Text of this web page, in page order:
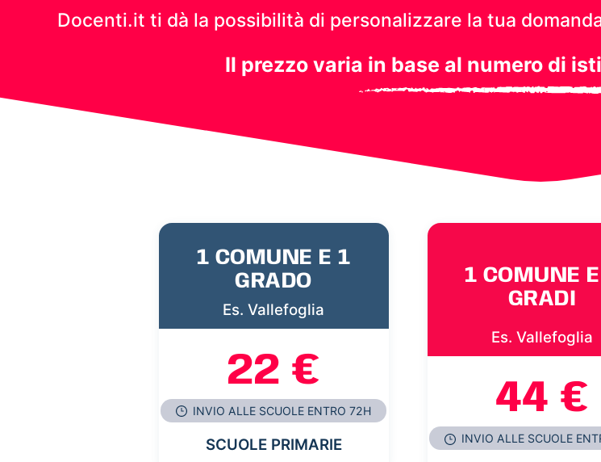
Docenti.it ti dà la possibilità di personalizzare la tua
Il prezzo varia in base al numero di
1 COMUNE E 1
GRADO
Es. Vallefoglia
22 €
INVIO ALLE SCUOLE ENTRO 72H
SCUOLE PRIMARIE
1 COMUNE
GRADI
Es. Vallefoglia
44 €
INVIO ALLE SCUOLE